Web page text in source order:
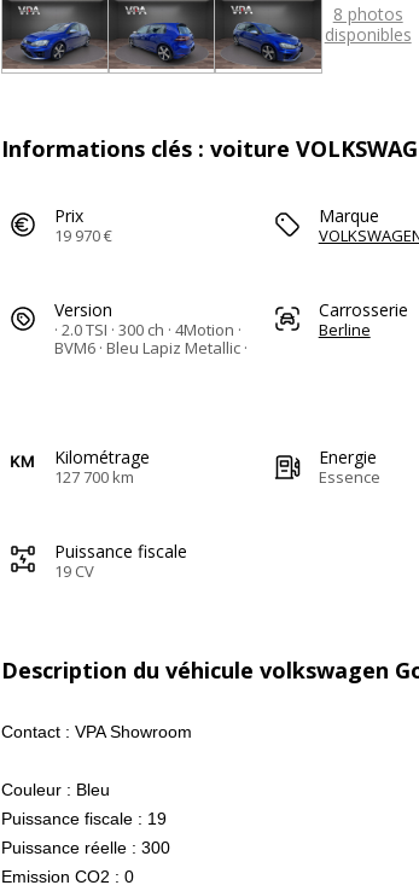
8 photos
disponibles
Informations clés : voiture
Prix
19 970 €
Marque
Version
· 2.0 TSI · 300 ch · 4Motion ·
BVM6 · Bleu Lapiz Metallic ·
Carrosserie
Berline
Kilométrage
127 700 km
Energie
Essence
Puissance fiscale
19 CV
Description du véhicule volkswagen
Contact : VPA Showroom
Couleur : Bleu
Puissance fiscale : 19
Puissance réelle : 300
Emission CO2 : 0